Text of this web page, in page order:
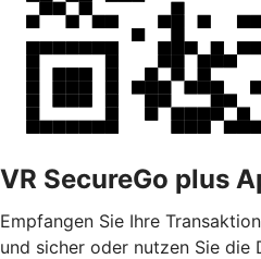
VR SecureGo plus
Empfangen Sie Ihre
und sicher oder nutzen Sie